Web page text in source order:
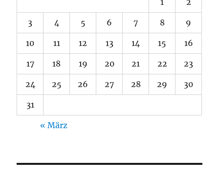
1 2
3 4 5 6 7 8 9
10 11 12 13 14 15 16
17 18 19 20 21 22 23
24 25 26 27 28 29 30
31
« März